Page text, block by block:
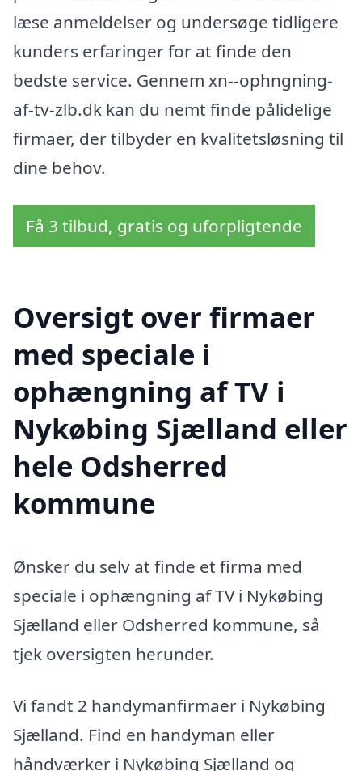
læse anmeldelser og undersøge tidligere
kunders erfaringer for at finde den
bedste service. Gennem xn--ophngning-
af-tv-zlb.dk kan du nemt finde pålidelige
firmaer, der tilbyder en kvalitetsløsning til
dine behov.
Få 3 tilbud, gratis og uforpligtende
Oversigt over firmaer
med speciale i
ophængning af TV i
Nykøbing Sjælland eller
hele Odsherred
kommune
Ønsker du selv at finde et firma med
speciale i ophængning af TV i Nykøbing
Sjælland eller Odsherred kommune, så
tjek oversigten herunder.
Vi fandt 2 handymanfirmaer i Nykøbing
Sjælland. Find en handyman eller
håndværker i Nykøbing Sjælland og